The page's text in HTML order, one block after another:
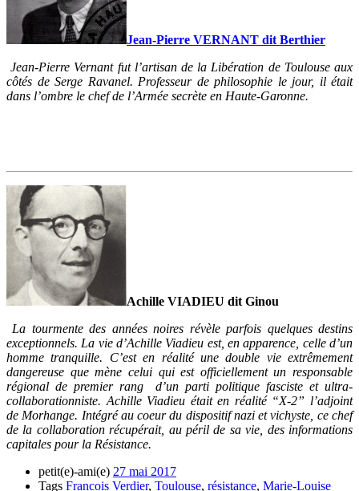
Jean-Pierre VERNANT dit Berthier
Jean-Pierre Vernant fut l’artisan de la Libération de Toulouse aux
côtés de Serge Ravanel. Professeur de philosophie le jour, il était
dans l’ombre le chef de l’Armée secrète en Haute-Garonne.
Achille VIADIEU dit Ginou
La tourmente des années noires révèle parfois quelques destins
exceptionnels. La vie d’Achille Viadieu est, en apparence, celle d’un
homme tranquille. C’est en réalité une double vie extrêmement
dangereuse que mène celui qui est officiellement un responsable
régional de premier rang d’un parti politique fasciste et ultra-
collaborationniste. Achille Viadieu était en réalité “X-2” l’adjoint
de Morhange. Intégré au coeur du dispositif nazi et vichyste, ce chef
de la collaboration récupérait, au péril de sa vie, des informations
capitales pour la Résistance.
petit(e)-ami(e) 27 mai 2017
Tags Francois Verdier, Toulouse, résistance, Marie-Louise